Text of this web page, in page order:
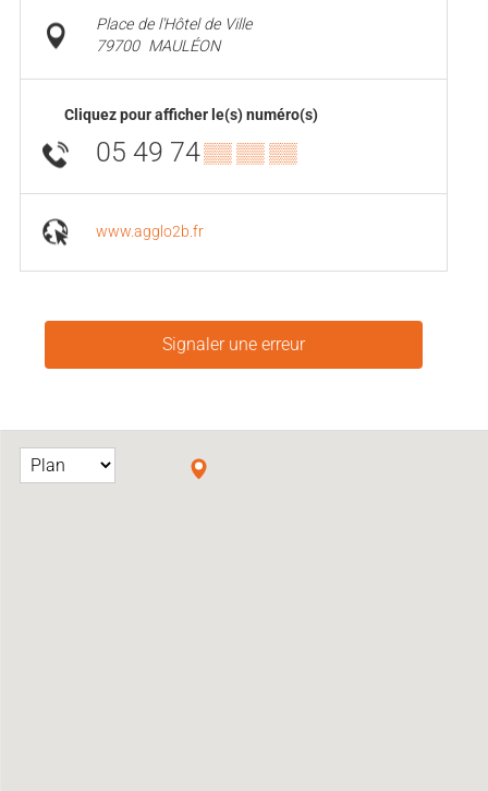
Place de l'Hôtel de Ville
79700 MAULÉON
Cliquez pour afficher le(s) numéro(s)
05 49 74▒▒ ▒▒ ▒▒
www.agglo2b.fr
Signaler une erreur